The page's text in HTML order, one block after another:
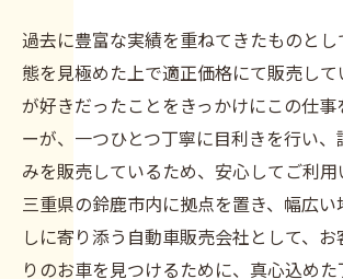
過去に豊富な実績を重ねてきたものと
態を見極めた上で適正価格にて販売し
が好きだったことをきっかけにこの仕
ーが、一つひとつ丁寧に目利きを行い
みを販売しているため、安心してご利用
三重県の鈴鹿市内に拠点を置き、幅広
しに寄り添う自動車販売会社として、
りのお車を見つけるために、真心込め